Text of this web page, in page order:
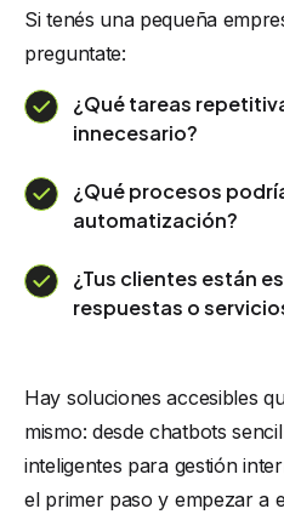
Si tenés una pequeña
preguntate:
¿Qué tareas
innecesario?
¿Qué procesos
automatización?
¿Tus clientes están
respuestas o
Hay soluciones accesibles
mismo: desde chatbots
inteligentes para gestión
el primer paso y empezar a